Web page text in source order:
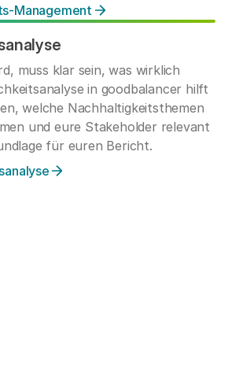
Management
muss klar sein, was wirklich
in goodbalancer hilft
welche Nachhaltigkeitsthemen
und eure Stakeholder relevant
für euren Bericht.